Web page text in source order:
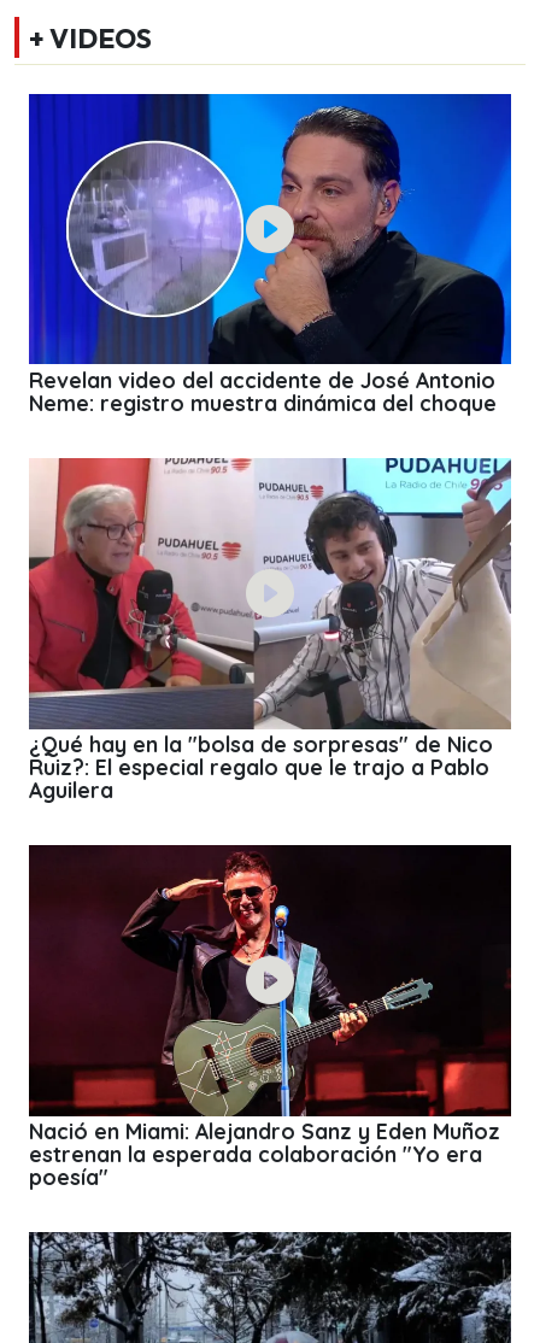
+ VIDEOS
Revelan video del accidente de José Antonio
Neme: registro muestra dinámica del choque
¿Qué hay en la "bolsa de sorpresas" de Nico
Ruiz?: El especial regalo que le trajo a Pablo
Aguilera
Nació en Miami: Alejandro Sanz y Eden Muñoz
estrenan la esperada colaboración "Yo era
poesía"